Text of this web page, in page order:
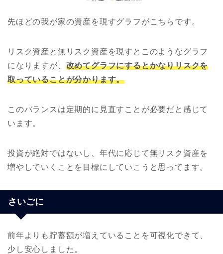
先ほどの我が家の資産を現すグラフがこちらです。
リスク資産と無リスク資産を現すとこのようなグラフ
になりますが、 改めてグラフにするとかなりリスクを
取っていることが分かります。
このバランスは定期的に見直すことが必要だと感じて
います。
投資が絶対ではないし、年代に応じて無リスク資産を
増やしていくことを目標にしていこうと思ってます。
さいごに
前年よりも貯蓄額が増えていることを可視化できて、
少し安心しました。